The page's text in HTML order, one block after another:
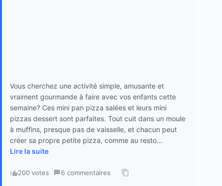
Vous cherchez une activité simple, amusante et
vraiment gourmande à faire avec vos enfants cette
semaine? Ces mini pan pizza salées et leurs mini
pizzas dessert sont parfaites. Tout cuit dans un moule
à muffins, presque pas de vaisselle, et chacun peut
créer sa propre petite pizza, comme au resto...
Lire la suite
200 votes · 6 commentaires ·